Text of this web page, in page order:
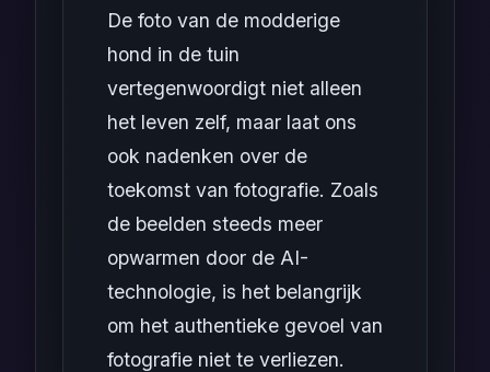
De foto van de modderige
hond in de tuin
vertegenwoordigt niet alleen
het leven zelf, maar laat ons
ook nadenken over de
toekomst van fotografie. Zoals
de beelden steeds meer
opwarmen door de AI-
technologie, is het belangrijk
om het authentieke gevoel van
fotografie niet te verliezen.